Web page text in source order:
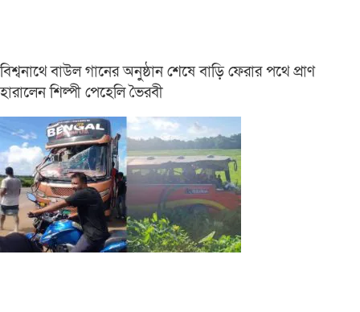
বিশ্বনাথে বাউল গানের অনুষ্ঠান শেষে বাড়ি ফেরার পথে প্রাণ
হারালেন শিল্পী পেহেলি ভৈরবী